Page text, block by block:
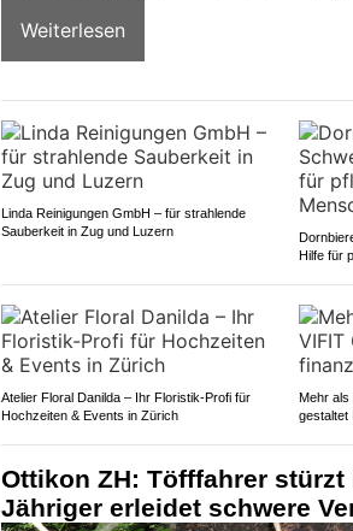
Weiterlesen
Linda Reinigungen GmbH – für strahlende
Sauberkeit in Zug und Luzern
Hilfe für
Atelier Floral Danilda – Ihr Floristik-Profi für
Hochzeiten & Events in Zürich
Mehr
gestaltet
Ottikon ZH: Töfffahrer stürzt
Jähriger erleidet schwere